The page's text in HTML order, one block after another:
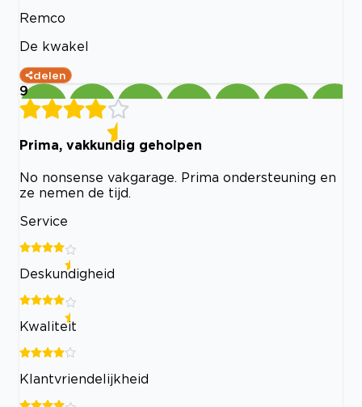
Remco
De kwakel
delen
9
Prima, vakkundig geholpen
No nonsense vakgarage. Prima ondersteuning en
ze nemen de tijd.
Service
Deskundigheid
Kwaliteit
Klantvriendelijkheid